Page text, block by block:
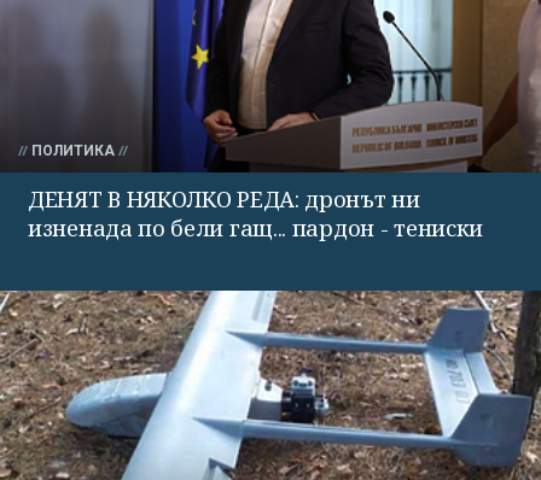
ПОЛИТИКА
ДЕНЯТ В НЯКОЛКО РЕДА: дронът ни
изненада по бели гащ... пардон - тениски